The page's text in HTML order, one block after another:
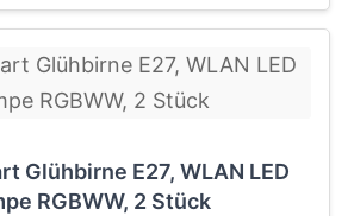
Glühbirne E27, WLAN LED
RGBWW, 2 Stück